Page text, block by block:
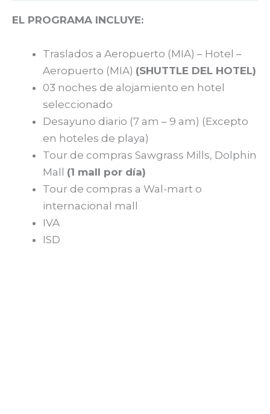
EL PROGRAMA INCLUYE:
Traslados a Aeropuerto (MIA) – Hotel –
Aeropuerto (MIA) (SHUTTLE DEL HOTEL)
03 noches de alojamiento en hotel
seleccionado
Desayuno diario (7 am – 9 am) (Excepto
en hoteles de playa)
Tour de compras Sawgrass Mills, Dolphin
Mall (1 mall por día)
Tour de compras a Wal-mart o
internacional mall
IVA
ISD